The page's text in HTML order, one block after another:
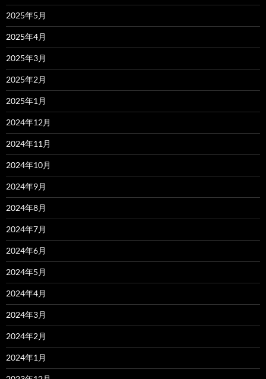
2025年5月
2025年4月
2025年3月
2025年2月
2025年1月
2024年12月
2024年11月
2024年10月
2024年9月
2024年8月
2024年7月
2024年6月
2024年5月
2024年4月
2024年3月
2024年2月
2024年1月